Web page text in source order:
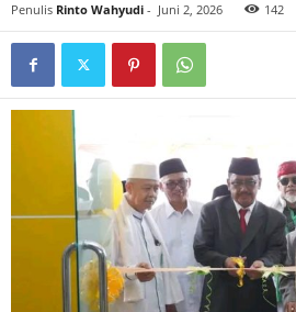
Penulis Rinto Wahyudi - Juni 2, 2026 142